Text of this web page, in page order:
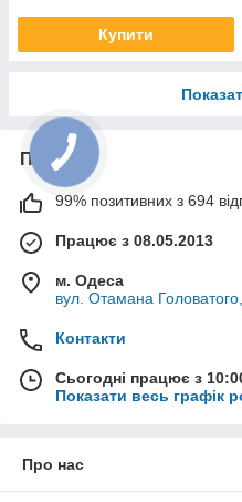
Купити
Про нас
99% позитивних з 694
Працює з 08.05.2013
м. Одеса
вул. Отамана
Контакти
Сьогодні працює з
Показати весь графік
Про нас